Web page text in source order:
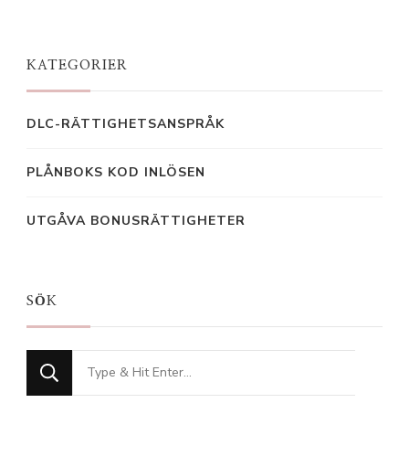
KATEGORIER
DLC-RÄTTIGHETSANSPRÅK
PLÅNBOKS KOD INLÖSEN
UTGÅVA BONUSRÄTTIGHETER
SÖK
Looking
for